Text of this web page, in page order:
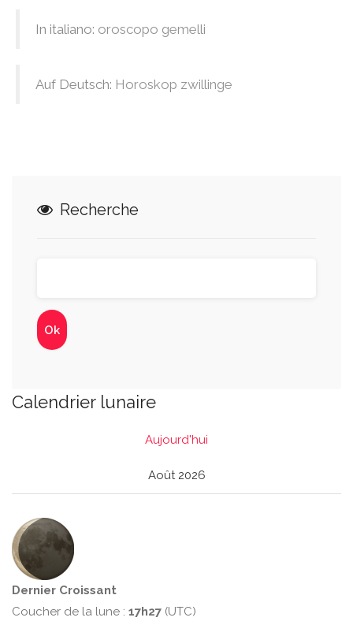
In italiano: oroscopo gemelli
Auf Deutsch: Horoskop zwillinge
Recherche
Calendrier lunaire
Aujourd'hui
Août 2026
Dernier Croissant
Coucher de la lune : 17h27 (UTC)